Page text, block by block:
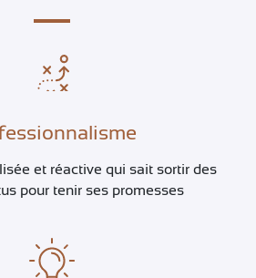
et réactive qui sait sortir des
pour tenir ses promesses